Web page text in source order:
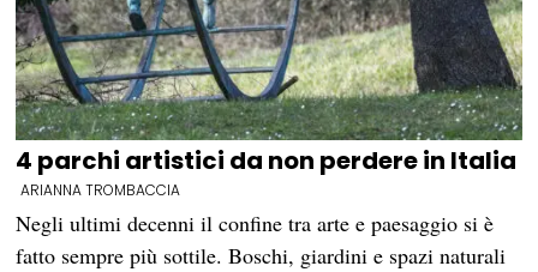
4 parchi artistici da non perdere in Italia
ARIANNA TROMBACCIA
Negli ultimi decenni il confine tra arte e paesaggio si è
fatto sempre più sottile. Boschi, giardini e spazi naturali